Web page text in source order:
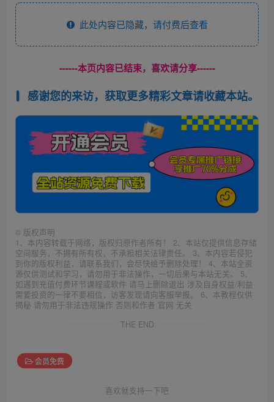
此处内容已隐藏，请付费后查看
------本页内容已结束，喜欢请分享------
感谢您的来访，获取更多精彩文章请收藏本站。
© 版权声明
1、本内容转载于网络，版权归原作者所有！ 2、本站仅提供信息存储
空间服务，不拥有所有权，不承担相关法律责任。 3、本内容若侵犯
到你的版权利益，请联系我们，会尽快给予删除处理！ 4、本站全资
源仅供测试和学习，请勿用于非法操作，一切后果与本站无关。 5、
如遇到充值付费环节课程或软件 请马上删除退出 涉及自身权益/利益
需要投资的一律不要相信，访客发现请向客服举报。 6、本教程仅供
揭秘 请勿用于非法违规操作 否则和作者 官网 无关
THE END
会员免费
喜欢就支持一下吧